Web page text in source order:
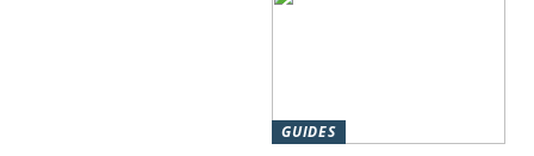
GUIDES